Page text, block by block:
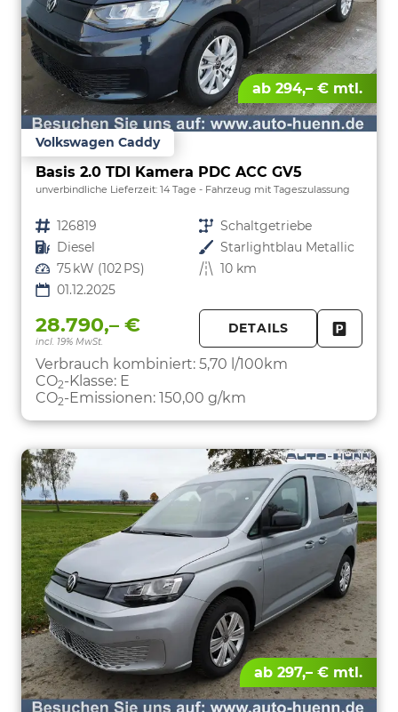
ab 294,– € mtl.
Volkswagen Caddy
Basis 2.0 TDI Kamera PDC ACC GV5
unverbindliche Lieferzeit: 14 Tage Fahrzeug mit Tageszulassung
Fahrzeugnr. 126819 Getriebe Schaltgetriebe
Kraftstoff Diesel Außenfarbe Starlightblau Metallic
Leistung 75 kW (102 PS) Kilometerstand 10 km
01.12.2025
28.790,– €
incl. 19% MwSt.
DETAILS
Verbrauch kombiniert: 5,70 l/100km
CO2-Klasse: E
CO2-Emissionen: 150,00 g/km
ab 297,– € mtl.